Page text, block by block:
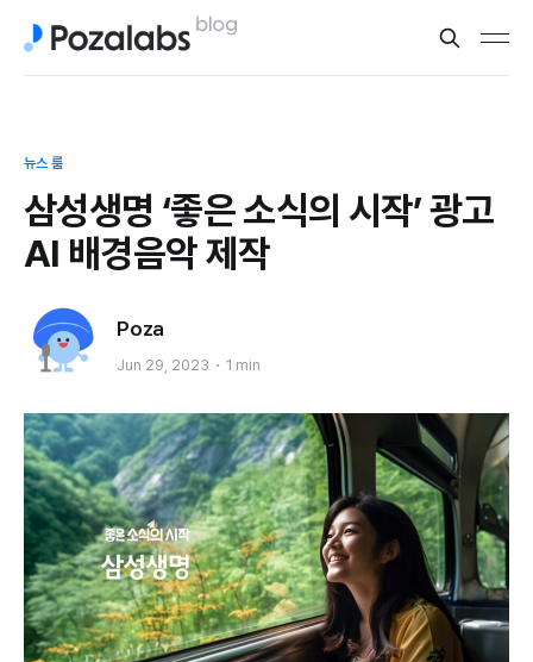
뉴스 룸
삼성생명 ‘좋은 소식의 시작’ 광고
AI 배경음악 제작
Poza
Jun 29, 2023 1 min